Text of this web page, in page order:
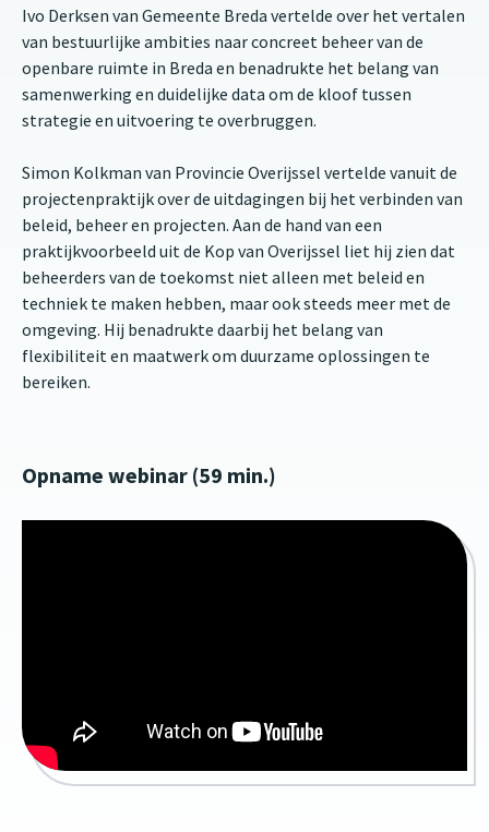
Ivo Derksen van Gemeente Breda vertelde over het vertalen
van bestuurlijke ambities naar concreet beheer van de
openbare ruimte in Breda en benadrukte het belang van
samenwerking en duidelijke data om de kloof tussen
strategie en uitvoering te overbruggen.
Simon Kolkman van Provincie Overijssel vertelde vanuit de
projectenpraktijk over de uitdagingen bij het verbinden van
beleid, beheer en projecten. Aan de hand van een
praktijkvoorbeeld uit de Kop van Overijssel liet hij zien dat
beheerders van de toekomst niet alleen met beleid en
techniek te maken hebben, maar ook steeds meer met de
omgeving. Hij benadrukte daarbij het belang van
flexibiliteit en maatwerk om duurzame oplossingen te
bereiken.
Opname webinar (59 min.)